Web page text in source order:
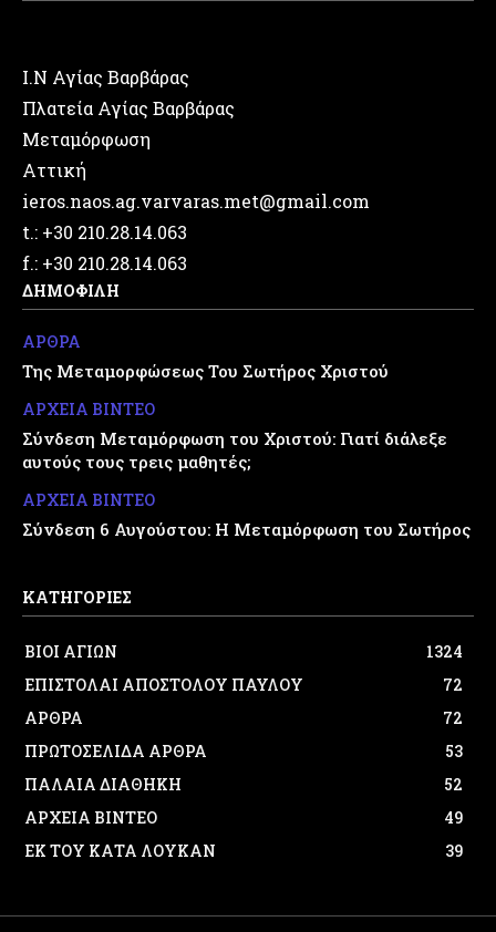
Ι.Ν Αγίας Βαρβάρας
Πλατεία Αγίας Βαρβάρας
Μεταμόρφωση
Αττική
ieros.naos.ag.varvaras.met@gmail.com
t.: +30 210.28.14.063
f.: +30 210.28.14.063
ΔΗΜΟΦΙΛΗ
ΑΡΘΡΑ
Της Μεταμορφώσεως Του Σωτήρος Χριστού
ΑΡΧΕΙΑ ΒΙΝΤΕΟ
Σύνδεση Μεταμόρφωση του Χριστού: Γιατί διάλεξε
αυτούς τους τρεις μαθητές;
ΑΡΧΕΙΑ ΒΙΝΤΕΟ
Σύνδεση 6 Αυγούστου: Η Μεταμόρφωση του Σωτήρος
ΚΑΤΗΓΟΡΙΕΣ
ΒΙΟΙ ΑΓΙΩΝ
1324
ΕΠΙΣΤΟΛΑΙ ΑΠΟΣΤΟΛΟΥ ΠΑΥΛΟΥ
72
ΑΡΘΡΑ
72
ΠΡΩΤΟΣΕΛΙΔΑ ΑΡΘΡΑ
53
ΠΑΛΑΙΑ ΔΙΑΘΗΚΗ
52
ΑΡΧΕΙΑ ΒΙΝΤΕΟ
49
ΕΚ ΤΟΥ ΚΑΤΑ ΛΟΥΚΑΝ
39